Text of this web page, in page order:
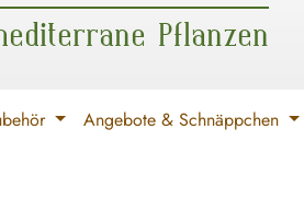
Pflanzen
Angebote & Schnäppchen